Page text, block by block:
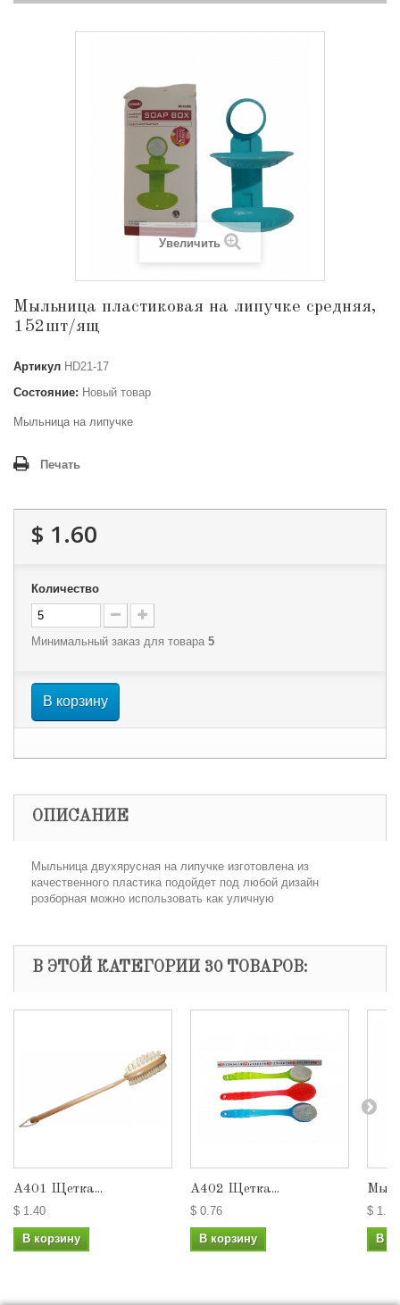
Увеличить
Мыльница пластиковая на липучке средняя,
152шт/ящ
Артикул HD21-17
Состояние: Новый товар
Мыльница на липучке
Печать
$ 1.60
Количество
Минимальный заказ для товара 5
В корзину
ОПИСАНИЕ
Мыльница двухярусная на липучке изготовлена из
качественного пластика подойдет под любой дизайн
розборная можно использовать как уличную
В ЭТОЙ КАТЕГОРИИ 30 ТОВАРОВ:
А401 Щетка...
$ 1.40
В корзину
А402 Щетка...
$ 0.76
В корзину
$ 1.80
В